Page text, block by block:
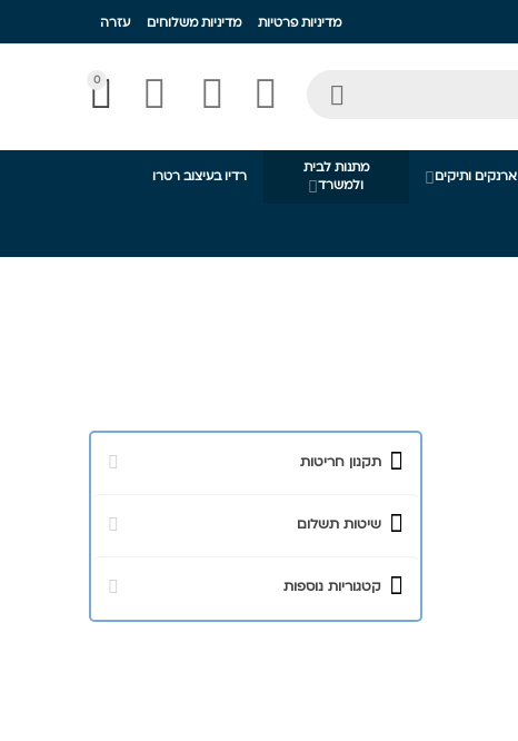
מדיניות פרטיות מדיניות משלוחים עזרה
0
 
  
ארנקים ותיקים 
מתנות לבית
ולמשרד
רדיו בעיצוב רטרו
תקנון חריטות
שיטות תשלום
קטגוריות נוספות